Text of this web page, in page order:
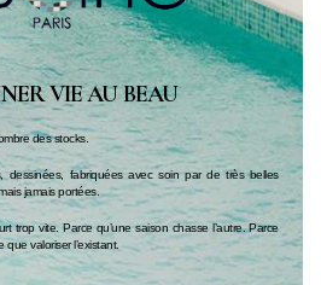
VIE AU BEAU
des stocks.
dessinées, fabriquées avec soin par de très belles
jamais portées.
trop vite. Parce qu’une saison chasse l’autre. Parce
valoriser l’existant.